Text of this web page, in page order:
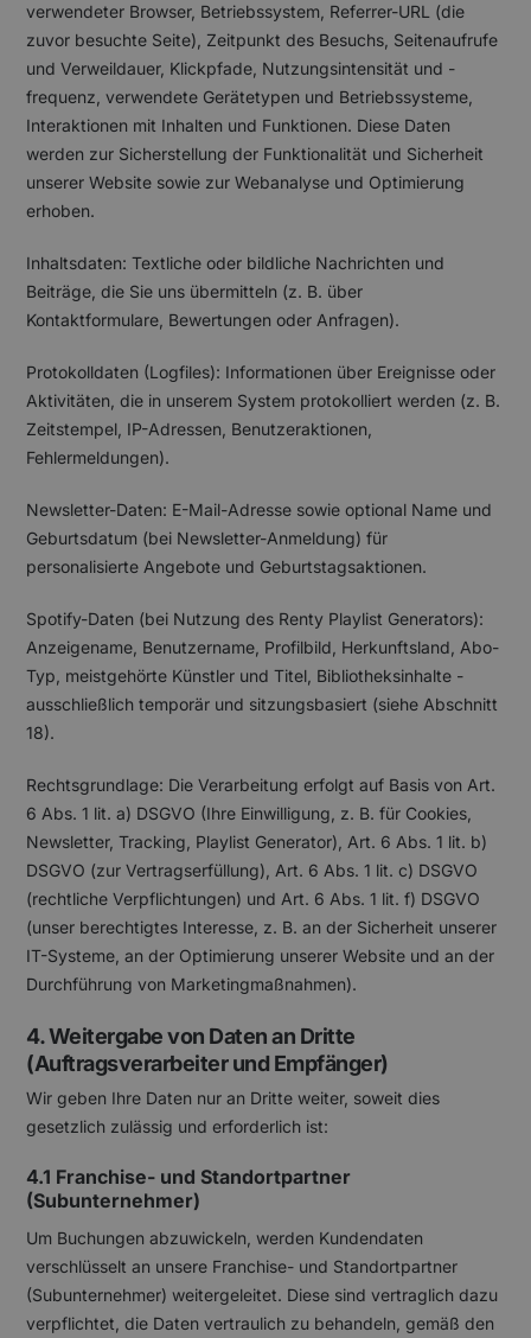
verwendeter Browser, Betriebssystem, Referrer-URL (die
zuvor besuchte Seite), Zeitpunkt des Besuchs, Seitenaufrufe
und Verweildauer, Klickpfade, Nutzungsintensität und -
frequenz, verwendete Gerätetypen und Betriebssysteme,
Interaktionen mit Inhalten und Funktionen. Diese Daten
werden zur Sicherstellung der Funktionalität und Sicherheit
unserer Website sowie zur Webanalyse und Optimierung
erhoben.
Inhaltsdaten: Textliche oder bildliche Nachrichten und
Beiträge, die Sie uns übermitteln (z. B. über
Kontaktformulare, Bewertungen oder Anfragen).
Protokolldaten (Logfiles): Informationen über Ereignisse oder
Aktivitäten, die in unserem System protokolliert werden (z. B.
Zeitstempel, IP-Adressen, Benutzeraktionen,
Fehlermeldungen).
Newsletter-Daten: E-Mail-Adresse sowie optional Name und
Geburtsdatum (bei Newsletter-Anmeldung) für
personalisierte Angebote und Geburtstagsaktionen.
Spotify-Daten (bei Nutzung des Renty Playlist Generators):
Anzeigename, Benutzername, Profilbild, Herkunftsland, Abo-
Typ, meistgehörte Künstler und Titel, Bibliotheksinhalte -
ausschließlich temporär und sitzungsbasiert (siehe Abschnitt
18).
Rechtsgrundlage: Die Verarbeitung erfolgt auf Basis von Art.
6 Abs. 1 lit. a) DSGVO (Ihre Einwilligung, z. B. für Cookies,
Newsletter, Tracking, Playlist Generator), Art. 6 Abs. 1 lit. b)
DSGVO (zur Vertragserfüllung), Art. 6 Abs. 1 lit. c) DSGVO
(rechtliche Verpflichtungen) und Art. 6 Abs. 1 lit. f) DSGVO
(unser berechtigtes Interesse, z. B. an der Sicherheit unserer
IT-Systeme, an der Optimierung unserer Website und an der
Durchführung von Marketingmaßnahmen).
4. Weitergabe von Daten an Dritte
(Auftragsverarbeiter und Empfänger)
Wir geben Ihre Daten nur an Dritte weiter, soweit dies
gesetzlich zulässig und erforderlich ist:
4.1 Franchise- und Standortpartner
(Subunternehmer)
Um Buchungen abzuwickeln, werden Kundendaten
verschlüsselt an unsere Franchise- und Standortpartner
(Subunternehmer) weitergeleitet. Diese sind vertraglich dazu
verpflichtet, die Daten vertraulich zu behandeln, gemäß den